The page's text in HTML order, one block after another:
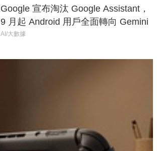
Google 宣布淘汰 Google Assistant，
9 月起 Android 用戶全面轉向 Gemini
AI/大數據